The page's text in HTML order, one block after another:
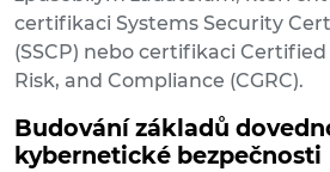
certifikaci Systems Security
(SSCP) nebo certifikaci
Risk, and Compliance (CGRC).
Budování základů
kybernetické bezpečnosti